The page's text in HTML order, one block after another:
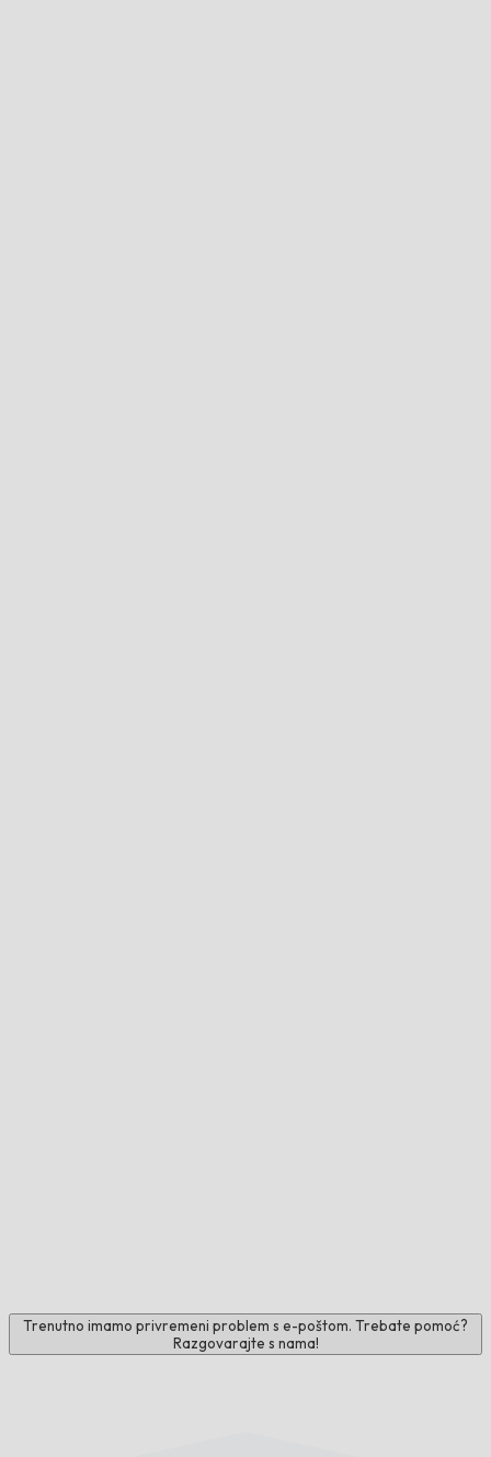
Trenutno imamo privremeni problem s e-poštom. Trebate pomoć?
Razgovarajte s nama!